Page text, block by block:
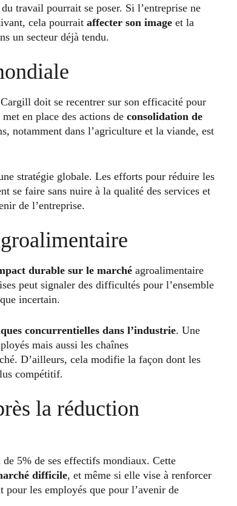
travail pourrait se poser. Si l’entreprise ne
cela pourrait affecter son image et la
un secteur déjà tendu.
doit se recentrer sur son efficacité pour
en place des actions de consolidation de
notamment dans l’agriculture et la viande, est
stratégie globale. Les efforts pour réduire les
se faire sans nuire à la qualité des services et
de l’entreprise.
durable sur le marché agroalimentaire
peut signaler des difficultés pour l’ensemble
incertain.
concurrentielles dans l’industrie. Une
mais aussi les chaînes
D’ailleurs, cela modifie la façon dont les
compétitif.
la réduction
5% de ses effectifs mondiaux. Cette
difficile, et même si elle vise à renforcer
les employés que pour l’avenir de